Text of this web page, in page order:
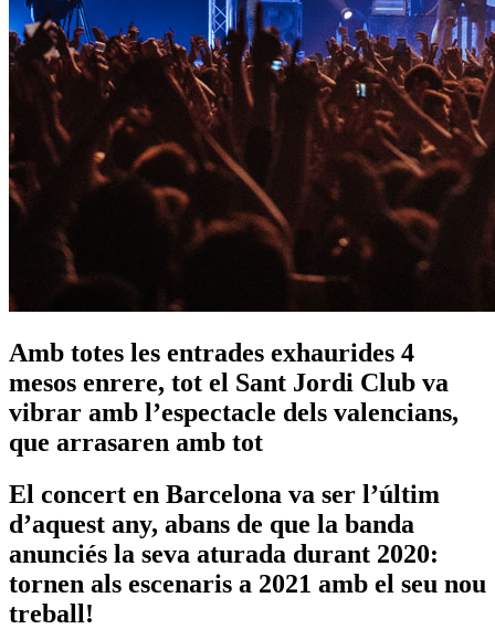
Amb totes les entrades exhaurides 4
mesos enrere, tot el Sant Jordi Club va
vibrar amb l’espectacle dels valencians,
que arrasaren amb tot
El concert en Barcelona va ser l’últim
d’aquest any, abans de que la banda
anunciés la seva aturada durant 2020:
tornen als escenaris a 2021 amb el seu nou
treball!